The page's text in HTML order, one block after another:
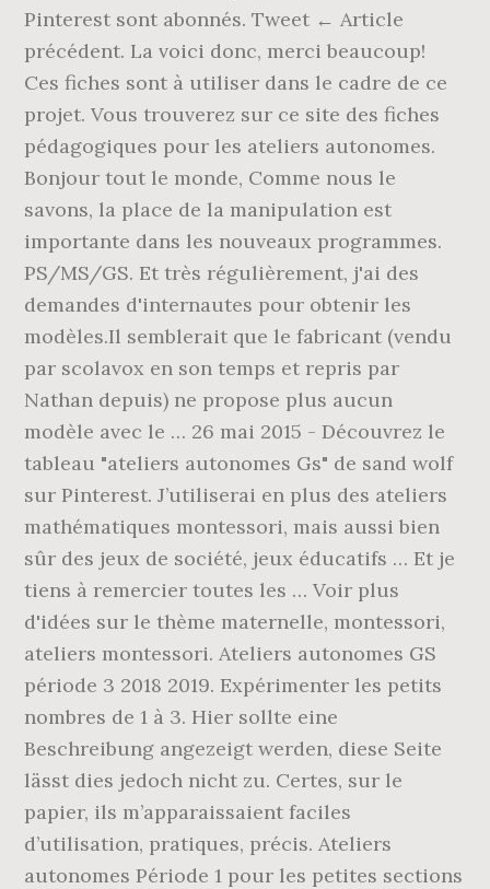
Pinterest sont abonnés. Tweet ← Article
précédent. La voici donc, merci beaucoup!
Ces fiches sont à utiliser dans le cadre de ce
projet. Vous trouverez sur ce site des fiches
pédagogiques pour les ateliers autonomes.
Bonjour tout le monde, Comme nous le
savons, la place de la manipulation est
importante dans les nouveaux programmes.
PS/MS/GS. Et très régulièrement, j'ai des
demandes d'internautes pour obtenir les
modèles.Il semblerait que le fabricant (vendu
par scolavox en son temps et repris par
Nathan depuis) ne propose plus aucun
modèle avec le … 26 mai 2015 - Découvrez le
tableau "ateliers autonomes Gs" de sand wolf
sur Pinterest. J’utiliserai en plus des ateliers
mathématiques montessori, mais aussi bien
sûr des jeux de société, jeux éducatifs … Et je
tiens à remercier toutes les … Voir plus
d'idées sur le thème maternelle, montessori,
ateliers montessori. Ateliers autonomes GS
période 3 2018 2019. Expérimenter les petits
nombres de 1 à 3. Hier sollte eine
Beschreibung angezeigt werden, diese Seite
lässt dies jedoch nicht zu. Certes, sur le
papier, ils m’apparaissaient faciles
d’utilisation, pratiques, précis. Ateliers
autonomes Période 1 pour les petites sections